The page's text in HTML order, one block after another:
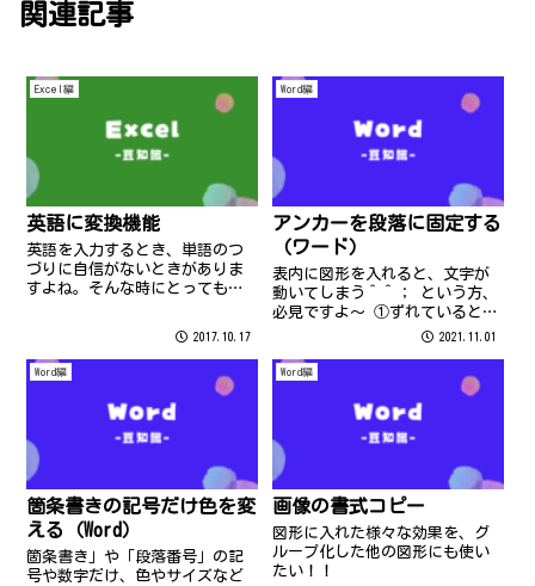
関連記事
Excel編
英語に変換機能
英語を入力するとき、単語のつ
づりに自信がないときがありま
すよね。そんな時にとっても便
2017.10.17
Word編
アンカーを段落に固定する
（ワード）
表内に図形を入れると、文字が
動いてしまう＾＾； という方、
必見ですよ～ ①ずれているとこ
ろの図形をクリックします ②描
クし位置］をクリックします ③
をクリック のにチェックを入れ
てOKをクリックします ぜひ、お
2021.11.01
Word編
箇条書きの記号だけ色を変
える（Word）
箇条書き」や「段落番号」の記
号や数字だけ、色やサイズなど
Word編
画像の書式コピー
図形に入れた様々な効果を、グ
ループ化した他の図形にも使い
たい！！